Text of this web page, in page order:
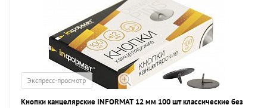
Экспресс-просмотр
Кнопки канцелярские INFORMAT 12 мм 100 шт классические без